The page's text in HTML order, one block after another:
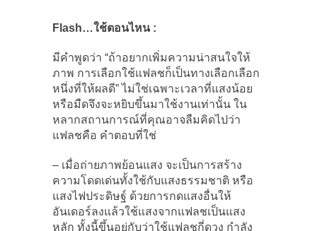
Flash…ใช้ตอนไหน :
มีคำพูดว่า “ถ้าอยากเพิ่มความน่าสนใจให้
ภาพ การเลือกใช้แฟลชก็เป็นทางเลือกเลือก
หนึ่งที่ให้ผลดี” ไม่ใช่เฉพาะเวลาที่แสงน้อย
หรือมืดจึงจะหยิบขึ้นมาใช้งานเท่านั้น ใน
หลากสถานการณ์ที่คุณอาจลืมคิดไปว่า
แฟลชคือ คำตอบที่ใช่
– เมื่อถ่ายภาพย้อนแสง จะเป็นการสร้าง
ความโดดเด่นทั้งใช้กับแสงธรรมชาติ หรือ
แสงไฟประดิษฐ์ ด้วยการกดแสงอื่นให้
อันเดอร์ลงแล้วใช้แสงจากแฟลชเป็นแสง
หลัก ทั้งนี้ขึ้นอยู่กับว่าใช้แฟลชกี่ดวง กำลัง